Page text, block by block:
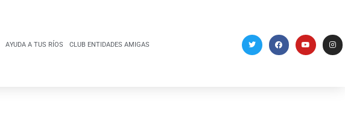
AYUDA A TUS RÍOS CLUB ENTIDADES AMIGAS